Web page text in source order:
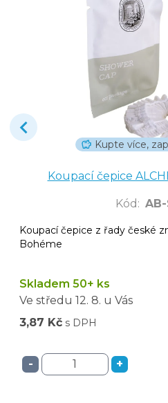
Kupte více,
Koupací čepice
Kód : AB-
Koupací čepice z řady české
Bohéme
Skladem 50+ ks
Ve středu 12. 8. u Vás
3,87 Kč s DPH
- +